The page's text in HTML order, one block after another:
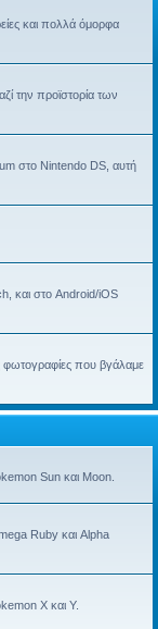
και πολλά όμορφα
την προϊστορία των
στο Nintendo DS, αυτή
και στο Android/iOS
φωτογραφίες που βγάλαμε
Sun και Moon.
Ruby και Alpha
X και Y.